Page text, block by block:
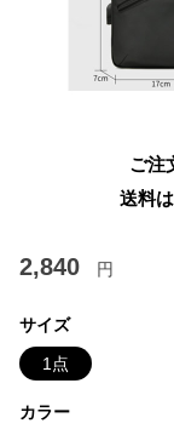
ご注
送料
2,840 円
サイズ
1点
カラー